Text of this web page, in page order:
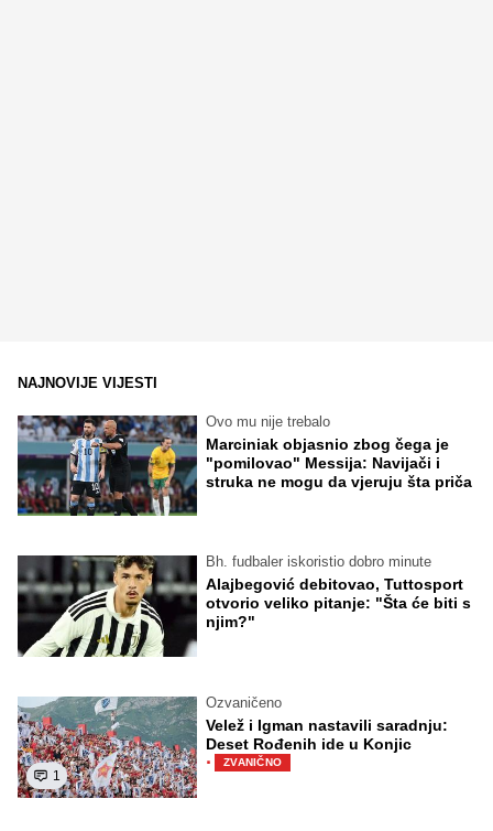
NAJNOVIJE VIJESTI
Ovo mu nije trebalo
Marciniak objasnio zbog čega je
"pomilovao" Messija: Navijači i
struka ne mogu da vjeruju šta priča
Bh. fudbaler iskoristio dobro minute
Alajbegović debitovao, Tuttosport
otvorio veliko pitanje: "Šta će biti s
njim?"
1
Ozvaničeno
Velež i Igman nastavili saradnju:
Deset Rođenih ide u Konjic
· ZVANIČNO